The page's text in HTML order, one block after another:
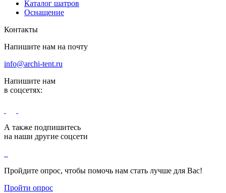
Каталог шатров
Оснащение
Контакты
Напишите нам на почту
info@archi-tent.ru
Напишите нам
в соцсетях:
А также подпишитесь
на наши другие соцсети
Пройдите опрос, чтобы помочь нам стать лучше для Вас!
Пройти опрос